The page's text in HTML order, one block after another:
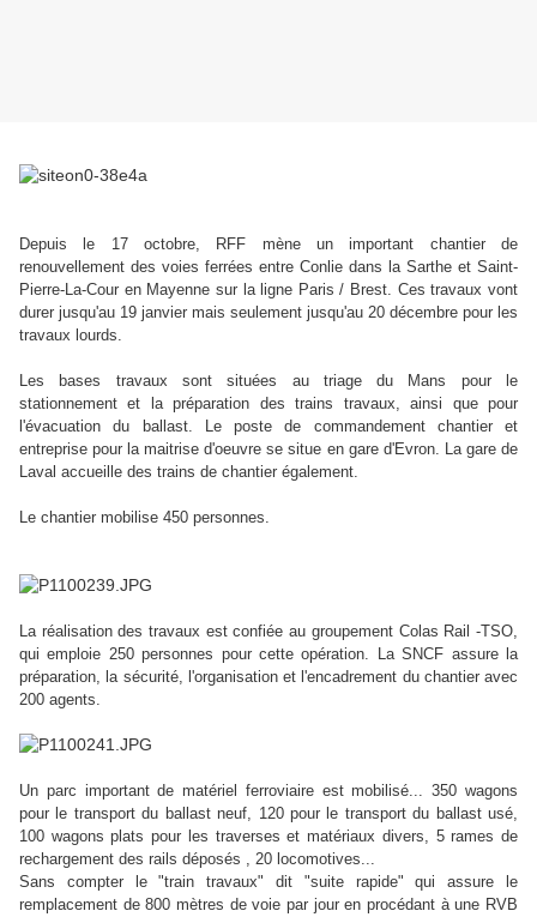
Depuis le 17 octobre, RFF mène un important chantier de
renouvellement des voies ferrées entre Conlie dans la Sarthe et Saint-
Pierre-La-Cour en Mayenne sur la ligne Paris / Brest. Ces travaux vont
durer jusqu'au 19 janvier mais seulement jusqu'au 20 décembre pour les
travaux lourds.
Les bases travaux sont situées au triage du Mans pour le
stationnement et la préparation des trains travaux, ainsi que pour
l'évacuation du ballast. Le poste de commandement chantier et
entreprise pour la maitrise d'oeuvre se situe en gare d'Evron. La gare de
Laval accueille des trains de chantier également.
Le chantier mobilise 450 personnes.
La réalisation des travaux est confiée au groupement Colas Rail -TSO,
qui emploie 250 personnes pour cette opération. La SNCF assure la
préparation, la sécurité, l'organisation et l'encadrement du chantier avec
200 agents.
Un parc important de matériel ferroviaire est mobilisé... 350 wagons
pour le transport du ballast neuf, 120 pour le transport du ballast usé,
100 wagons plats pour les traverses et matériaux divers, 5 rames de
rechargement des rails déposés , 20 locomotives...
Sans compter le "train travaux" dit "suite rapide" qui assure le
remplacement de 800 mètres de voie par jour en procédant à une RVB